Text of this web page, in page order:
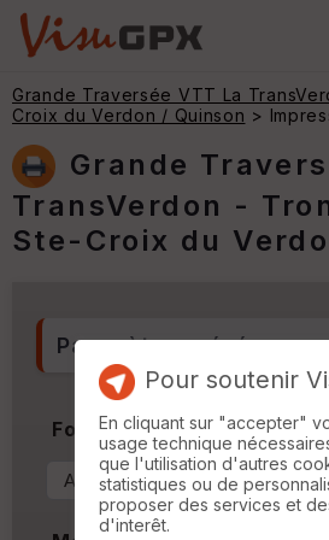
Grande Traversée VTT La
Croix du Verdon / Quinson >
Grande
TransVerdon -
Ste-Croix du
Paramètres généraux
Format & Orientation
Pour soutenir
En cliquant sur "accepter"
usage technique
que l'utilisation d'autres
statistiques ou de
proposer des services et
d'interêt.